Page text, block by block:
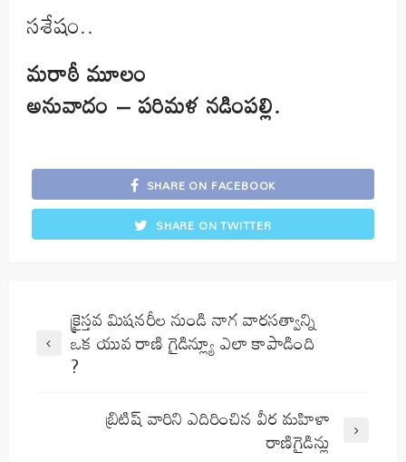
సశేషం..
మరాఠీ మూలం
అనువాదం – ప‌రిమ‌ళ నడింప‌ల్లి.
SHARE ON FACEBOOK
SHARE ON TWITTER
క్రైస్తవ మిషనరీల నుండి నాగ వారసత్వాన్ని
ఒక యువ రాణి గైడిన్ల్యూ ఎలా కాపాడింది
?
బ్రిటిష్ వారిని ఎదిరించిన వీర మహిళా
రాణిగైడిన్లు